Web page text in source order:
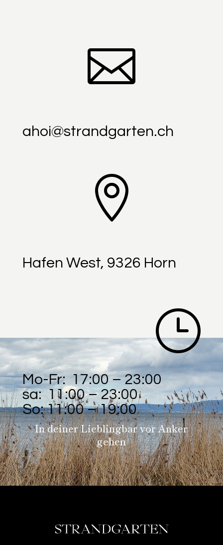

ahoi@strandgarten.ch

Hafen West, 9326 Horn
}
Mo-Fr: 17:00 – 23:00
sa: 11:00 – 23:00
So: 11:00 – 19:00
In deiner Lieblingbar vor Anker
gehen